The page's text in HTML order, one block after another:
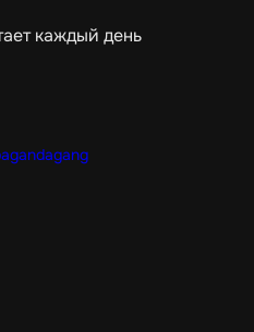
каждый день